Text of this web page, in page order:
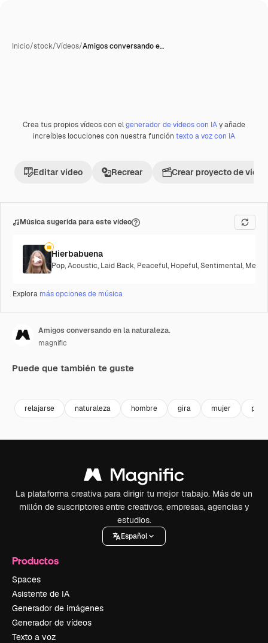
Inicio/stock/Vídeos/Amigos conversando e…
Crea tus propios vídeos con elgenerador de vídeos con IAy añade
increíbles locuciones con nuestra función texto a voz con IA
Editar vídeo Recrear Crear proyecto de vídeo
Música sugerida para este vídeo
Hierbabuena
Pop,Acoustic, Laid Back, Peaceful, Hopeful,Sentimental,
Explora más opciones de música
Amigos conversando en la naturaleza.
magnific
Puede que también te guste
relajarse naturaleza hombre gira mujer
La plataforma creativa para dirigir tu mejor trabajo. Más de un
millón de suscriptores entre creativos, empresas, agencias y
estudios.
Español
Productos
Spaces
Asistente de IA
Generador de imágenes
Generador de vídeos
Texto a voz